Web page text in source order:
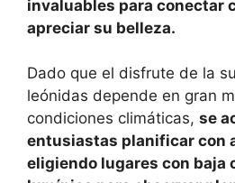
invaluables para conectar
apreciar su belleza.
Dado que el disfrute de la
leónidas depende en gran
condiciones climáticas, se
entusiastas planificar con
eligiendo lugares con baja